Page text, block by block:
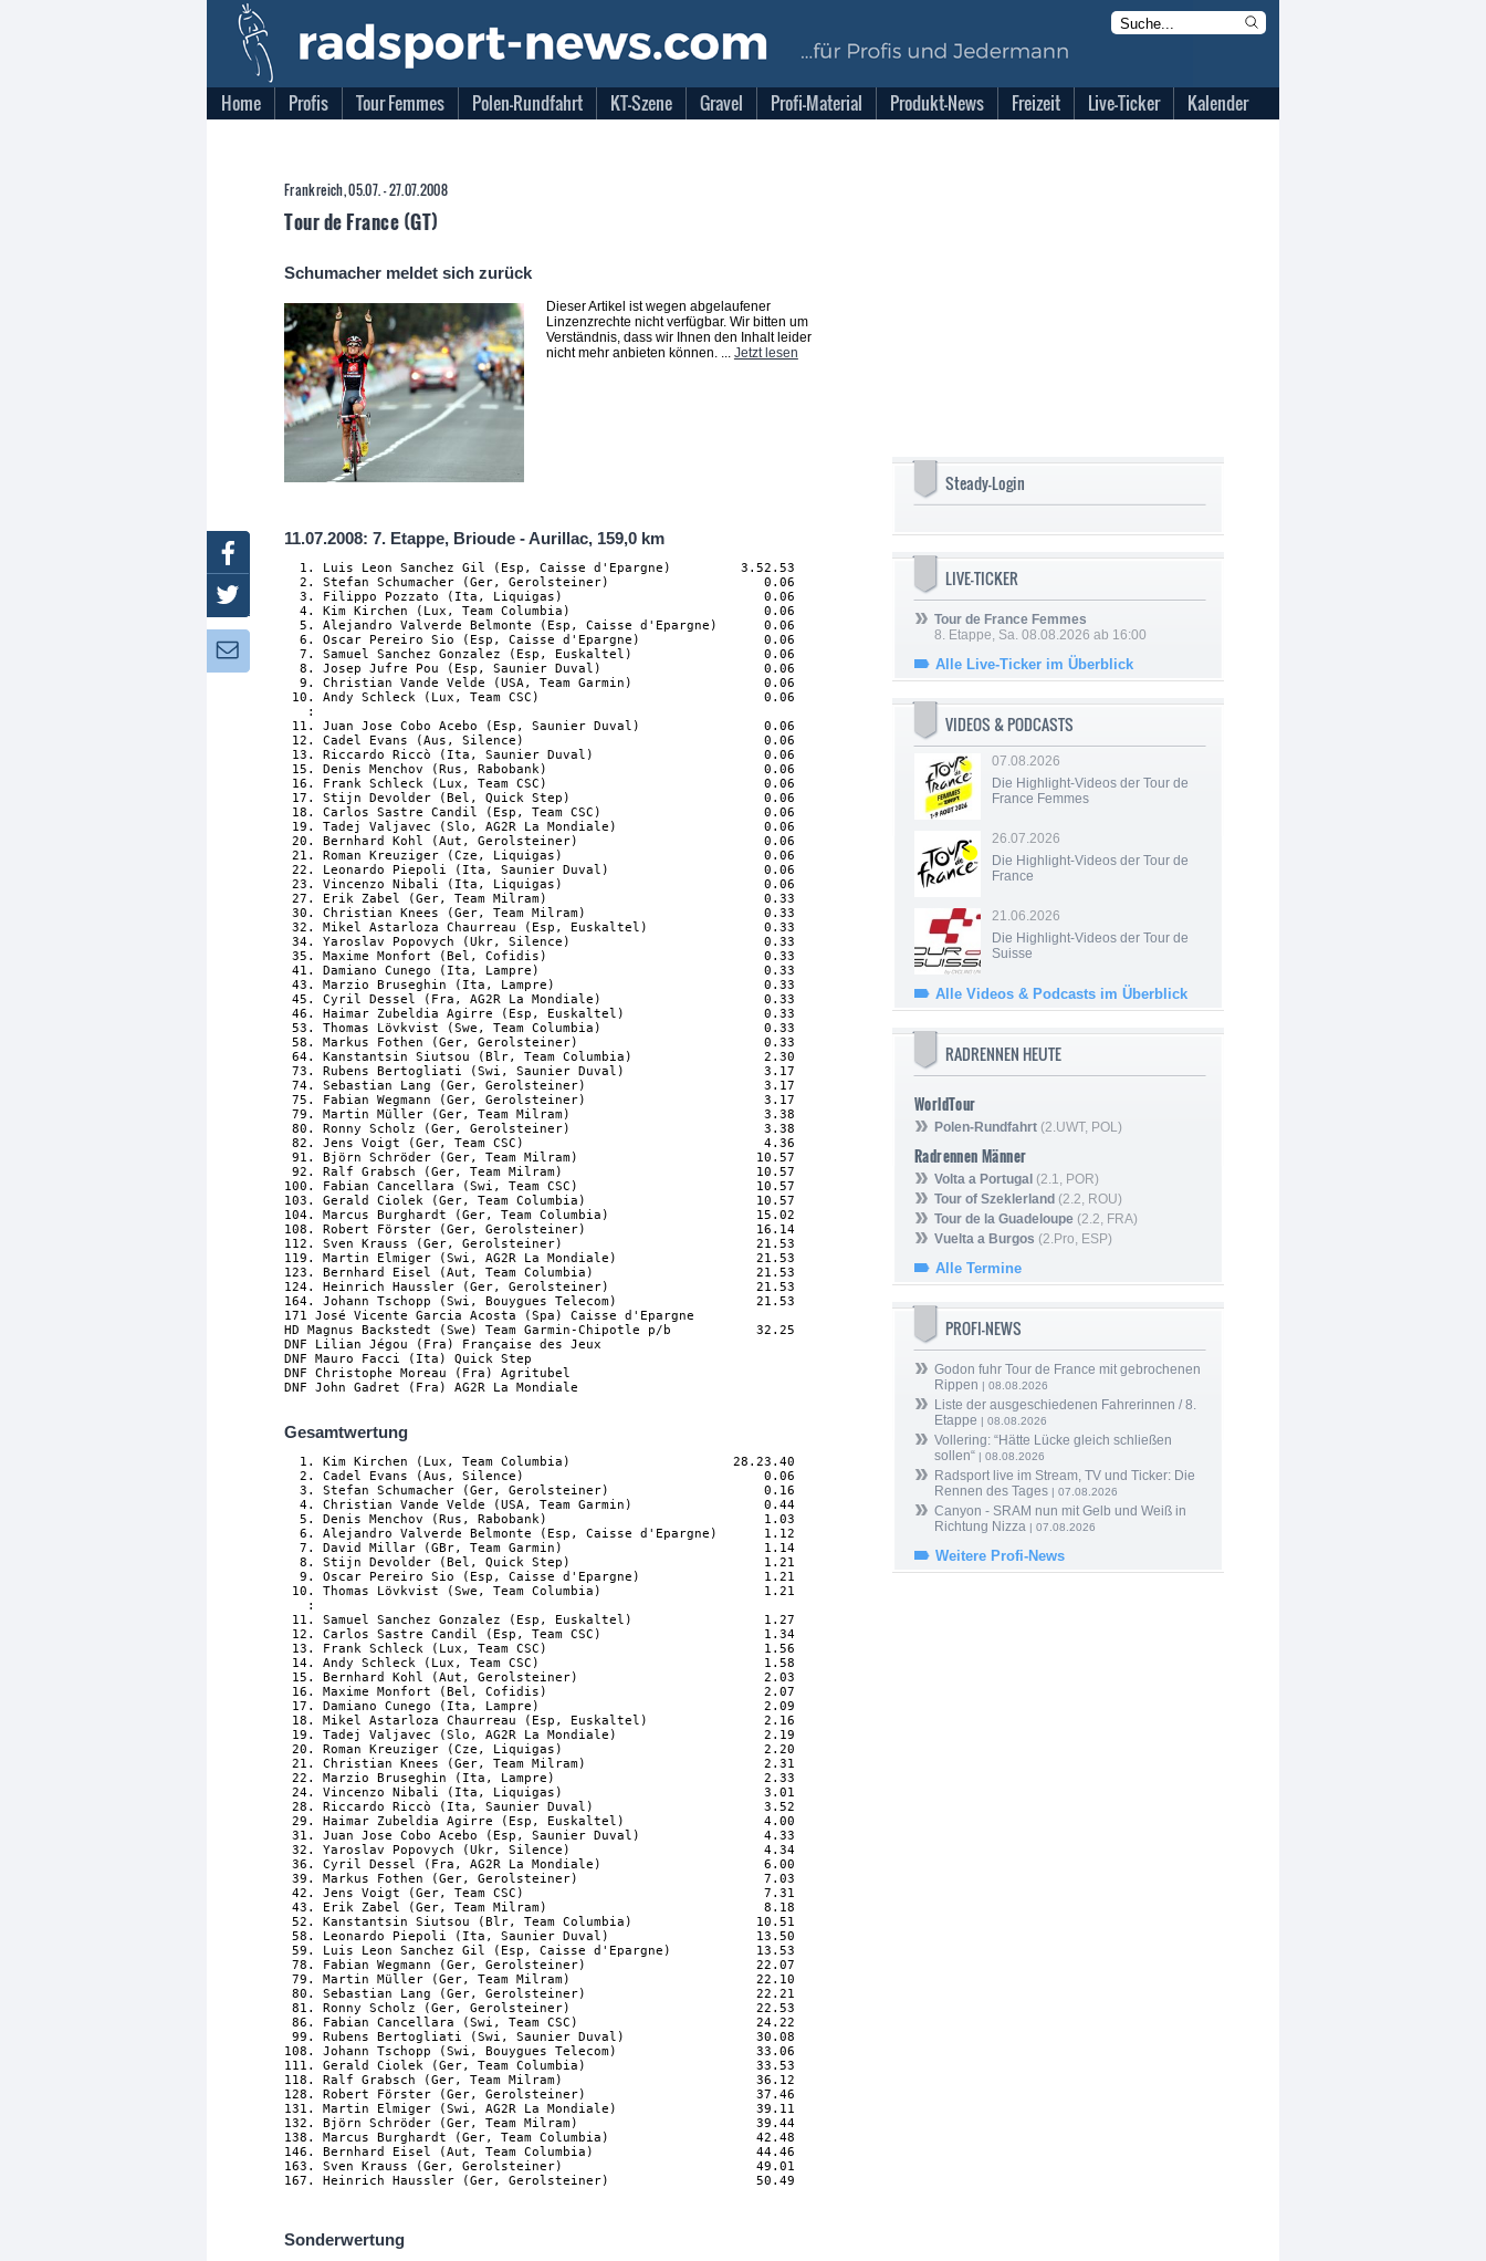
Home Profis Tour Femmes Polen-Rundfahrt KT-Szene Gravel Profi-Material Produkt-News Freizeit Live-Ticker Kalender
Frankreich, 05.07. - 27.07.2008
Tour de France (GT)
Schumacher meldet sich zurück
Dieser Artikel ist wegen abgelaufener
Linzenzrechte nicht verfügbar. Wir bitten um
Verständnis, dass wir Ihnen den Inhalt leider
nicht mehr anbieten können. ... Jetzt lesen
11.07.2008: 7. Etappe, Brioude - Aurillac, 159,0 km
  1. Luis Leon Sanchez Gil (Esp, Caisse d'Epargne)         3.52.53
  2. Stefan Schumacher (Ger, Gerolsteiner)                    0.06
  3. Filippo Pozzato (Ita, Liquigas)                          0.06
  4. Kim Kirchen (Lux, Team Columbia)                         0.06
  5. Alejandro Valverde Belmonte (Esp, Caisse d'Epargne)      0.06
  6. Oscar Pereiro Sio (Esp, Caisse d'Epargne)                0.06
  7. Samuel Sanchez Gonzalez (Esp, Euskaltel)                 0.06
  8. Josep Jufre Pou (Esp, Saunier Duval)                     0.06
  9. Christian Vande Velde (USA, Team Garmin)                 0.06
10. Andy Schleck (Lux, Team CSC)                             0.06
   :
11. Juan Jose Cobo Acebo (Esp, Saunier Duval)                0.06
12. Cadel Evans (Aus, Silence)                               0.06
13. Riccardo Riccò (Ita, Saunier Duval)                      0.06
15. Denis Menchov (Rus, Rabobank)                            0.06
16. Frank Schleck (Lux, Team CSC)                            0.06
17. Stijn Devolder (Bel, Quick Step)                         0.06
18. Carlos Sastre Candil (Esp, Team CSC)                     0.06
19. Tadej Valjavec (Slo, AG2R La Mondiale)                   0.06
20. Bernhard Kohl (Aut, Gerolsteiner)                        0.06
21. Roman Kreuziger (Cze, Liquigas)                          0.06
22. Leonardo Piepoli (Ita, Saunier Duval)                    0.06
23. Vincenzo Nibali (Ita, Liquigas)                          0.06
27. Erik Zabel (Ger, Team Milram)                            0.33
30. Christian Knees (Ger, Team Milram)                       0.33
32. Mikel Astarloza Chaurreau (Esp, Euskaltel)               0.33
34. Yaroslav Popovych (Ukr, Silence)                         0.33
35. Maxime Monfort (Bel, Cofidis)                            0.33
41. Damiano Cunego (Ita, Lampre)                             0.33
43. Marzio Bruseghin (Ita, Lampre)                           0.33
45. Cyril Dessel (Fra, AG2R La Mondiale)                     0.33
46. Haimar Zubeldia Agirre (Esp, Euskaltel)                  0.33
53. Thomas Lövkvist (Swe, Team Columbia)                     0.33
58. Markus Fothen (Ger, Gerolsteiner)                        0.33
64. Kanstantsin Siutsou (Blr, Team Columbia)                 2.30
73. Rubens Bertogliati (Swi, Saunier Duval)                  3.17
74. Sebastian Lang (Ger, Gerolsteiner)                       3.17
75. Fabian Wegmann (Ger, Gerolsteiner)                       3.17
79. Martin Müller (Ger, Team Milram)                         3.38
80. Ronny Scholz (Ger, Gerolsteiner)                         3.38
82. Jens Voigt (Ger, Team CSC)                               4.36
91. Björn Schröder (Ger, Team Milram)                       10.57
92. Ralf Grabsch (Ger, Team Milram)                         10.57
100. Fabian Cancellara (Swi, Team CSC)                       10.57
103. Gerald Ciolek (Ger, Team Columbia)                      10.57
104. Marcus Burghardt (Ger, Team Columbia)                   15.02
108. Robert Förster (Ger, Gerolsteiner)                      16.14
112. Sven Krauss (Ger, Gerolsteiner)                         21.53
119. Martin Elmiger (Swi, AG2R La Mondiale)                  21.53
123. Bernhard Eisel (Aut, Team Columbia)                     21.53
124. Heinrich Haussler (Ger, Gerolsteiner)                   21.53
164. Johann Tschopp (Swi, Bouygues Telecom)                  21.53
171 José Vicente Garcia Acosta (Spa) Caisse d'Epargne
HD Magnus Backstedt (Swe) Team Garmin-Chipotle p/b           32.25
DNF Lilian Jégou (Fra) Française des Jeux
DNF Mauro Facci (Ita) Quick Step
DNF Christophe Moreau (Fra) Agritubel
DNF John Gadret (Fra) AG2R La Mondiale
Gesamtwertung
  1. Kim Kirchen (Lux, Team Columbia)                     28.23.40
  2. Cadel Evans (Aus, Silence)                               0.06
  3. Stefan Schumacher (Ger, Gerolsteiner)                    0.16
  4. Christian Vande Velde (USA, Team Garmin)                 0.44
  5. Denis Menchov (Rus, Rabobank)                            1.03
  6. Alejandro Valverde Belmonte (Esp, Caisse d'Epargne)      1.12
  7. David Millar (GBr, Team Garmin)                          1.14
  8. Stijn Devolder (Bel, Quick Step)                         1.21
  9. Oscar Pereiro Sio (Esp, Caisse d'Epargne)                1.21
10. Thomas Lövkvist (Swe, Team Columbia)                     1.21
   :
11. Samuel Sanchez Gonzalez (Esp, Euskaltel)                 1.27
12. Carlos Sastre Candil (Esp, Team CSC)                     1.34
13. Frank Schleck (Lux, Team CSC)                            1.56
14. Andy Schleck (Lux, Team CSC)                             1.58
15. Bernhard Kohl (Aut, Gerolsteiner)                        2.03
16. Maxime Monfort (Bel, Cofidis)                            2.07
17. Damiano Cunego (Ita, Lampre)                             2.09
18. Mikel Astarloza Chaurreau (Esp, Euskaltel)               2.16
19. Tadej Valjavec (Slo, AG2R La Mondiale)                   2.19
20. Roman Kreuziger (Cze, Liquigas)                          2.20
21. Christian Knees (Ger, Team Milram)                       2.31
22. Marzio Bruseghin (Ita, Lampre)                           2.33
24. Vincenzo Nibali (Ita, Liquigas)                          3.01
28. Riccardo Riccò (Ita, Saunier Duval)                      3.52
29. Haimar Zubeldia Agirre (Esp, Euskaltel)                  4.00
31. Juan Jose Cobo Acebo (Esp, Saunier Duval)                4.33
32. Yaroslav Popovych (Ukr, Silence)                         4.34
36. Cyril Dessel (Fra, AG2R La Mondiale)                     6.00
39. Markus Fothen (Ger, Gerolsteiner)                        7.03
42. Jens Voigt (Ger, Team CSC)                               7.31
43. Erik Zabel (Ger, Team Milram)                            8.18
52. Kanstantsin Siutsou (Blr, Team Columbia)                10.51
58. Leonardo Piepoli (Ita, Saunier Duval)                   13.50
59. Luis Leon Sanchez Gil (Esp, Caisse d'Epargne)           13.53
78. Fabian Wegmann (Ger, Gerolsteiner)                      22.07
79. Martin Müller (Ger, Team Milram)                        22.10
80. Sebastian Lang (Ger, Gerolsteiner)                      22.21
81. Ronny Scholz (Ger, Gerolsteiner)                        22.53
86. Fabian Cancellara (Swi, Team CSC)                       24.22
99. Rubens Bertogliati (Swi, Saunier Duval)                 30.08
108. Johann Tschopp (Swi, Bouygues Telecom)                  33.06
111. Gerald Ciolek (Ger, Team Columbia)                      33.53
118. Ralf Grabsch (Ger, Team Milram)                         36.12
128. Robert Förster (Ger, Gerolsteiner)                      37.46
131. Martin Elmiger (Swi, AG2R La Mondiale)                  39.11
132. Björn Schröder (Ger, Team Milram)                       39.44
138. Marcus Burghardt (Ger, Team Columbia)                   42.48
146. Bernhard Eisel (Aut, Team Columbia)                     44.46
163. Sven Krauss (Ger, Gerolsteiner)                         49.01
167. Heinrich Haussler (Ger, Gerolsteiner)                   50.49
Sonderwertung
Steady-Login
LIVE-TICKER
Tour de France Femmes
8. Etappe, Sa. 08.08.2026 ab 16:00
Alle Live-Ticker im Überblick
VIDEOS & PODCASTS
07.08.2026
Die Highlight-Videos der Tour de
France Femmes
26.07.2026
Die Highlight-Videos der Tour de
France
21.06.2026
Die Highlight-Videos der Tour de
Suisse
Alle Videos & Podcasts im Überblick
RADRENNEN HEUTE
WorldTour
Polen-Rundfahrt (2.UWT, POL)
Radrennen Männer
Volta a Portugal (2.1, POR)
Tour of Szeklerland (2.2, ROU)
Tour de la Guadeloupe (2.2, FRA)
Vuelta a Burgos (2.Pro, ESP)
Alle Termine
PROFI-NEWS
Godon fuhr Tour de France mit gebrochenen
Rippen | 08.08.2026
Liste der ausgeschiedenen Fahrerinnen / 8.
Etappe | 08.08.2026
Vollering: “Hätte Lücke gleich schließen
sollen“ | 08.08.2026
Radsport live im Stream, TV und Ticker: Die
Rennen des Tages | 07.08.2026
Canyon - SRAM nun mit Gelb und Weiß in
Richtung Nizza | 07.08.2026
Weitere Profi-News
Twitter
Newsletter: